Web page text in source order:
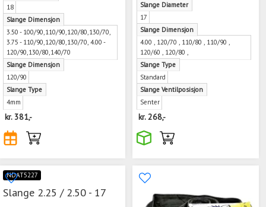
18
Slange Dimensjon
3.50 - 100/90,110/90,120/80,130/70,
3.75 - 110/90,120/80,130/70, 4.00 -
120/90,130/80,140/70
Slange Dimensjon
120/90
Slange Type
4mm
kr. 381,-
Slange Diameter
17
Slange Dimensjon
4.00 , 120/70 , 110/80 , 110/90 ,
120/60 , 120/80 ,
Slange Type
Standard
Slange Ventilposisjon
Senter
kr.268,-
NDAT5227
Slange 2.25 / 2.50 - 17